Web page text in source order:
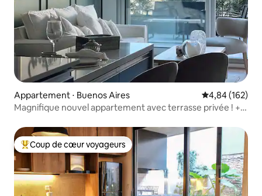
Appartement ⋅ Buenos Aires Évaluation
4,84 (162)
Magnifique nouvel appartement avec terrasse privée ! +
Coups de cœur voyageurs les plus appréciés
Coup de cœur voyageurs